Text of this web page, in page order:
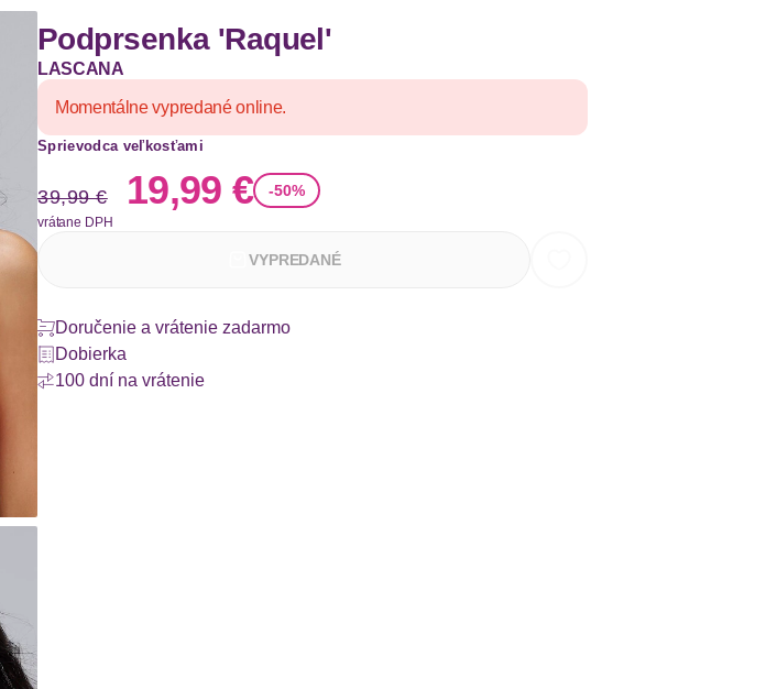
Podprsenka 'Raquel'
LASCANA
Momentálne vypredané online.
Sprievodca veľkosťami
Stará cena
39,99 €
Nová cena
19,99 € -50%
vrátane DPH
VYPREDANÉ
Doručenie a vrátenie zadarmo
Dobierka
100 dní na vrátenie